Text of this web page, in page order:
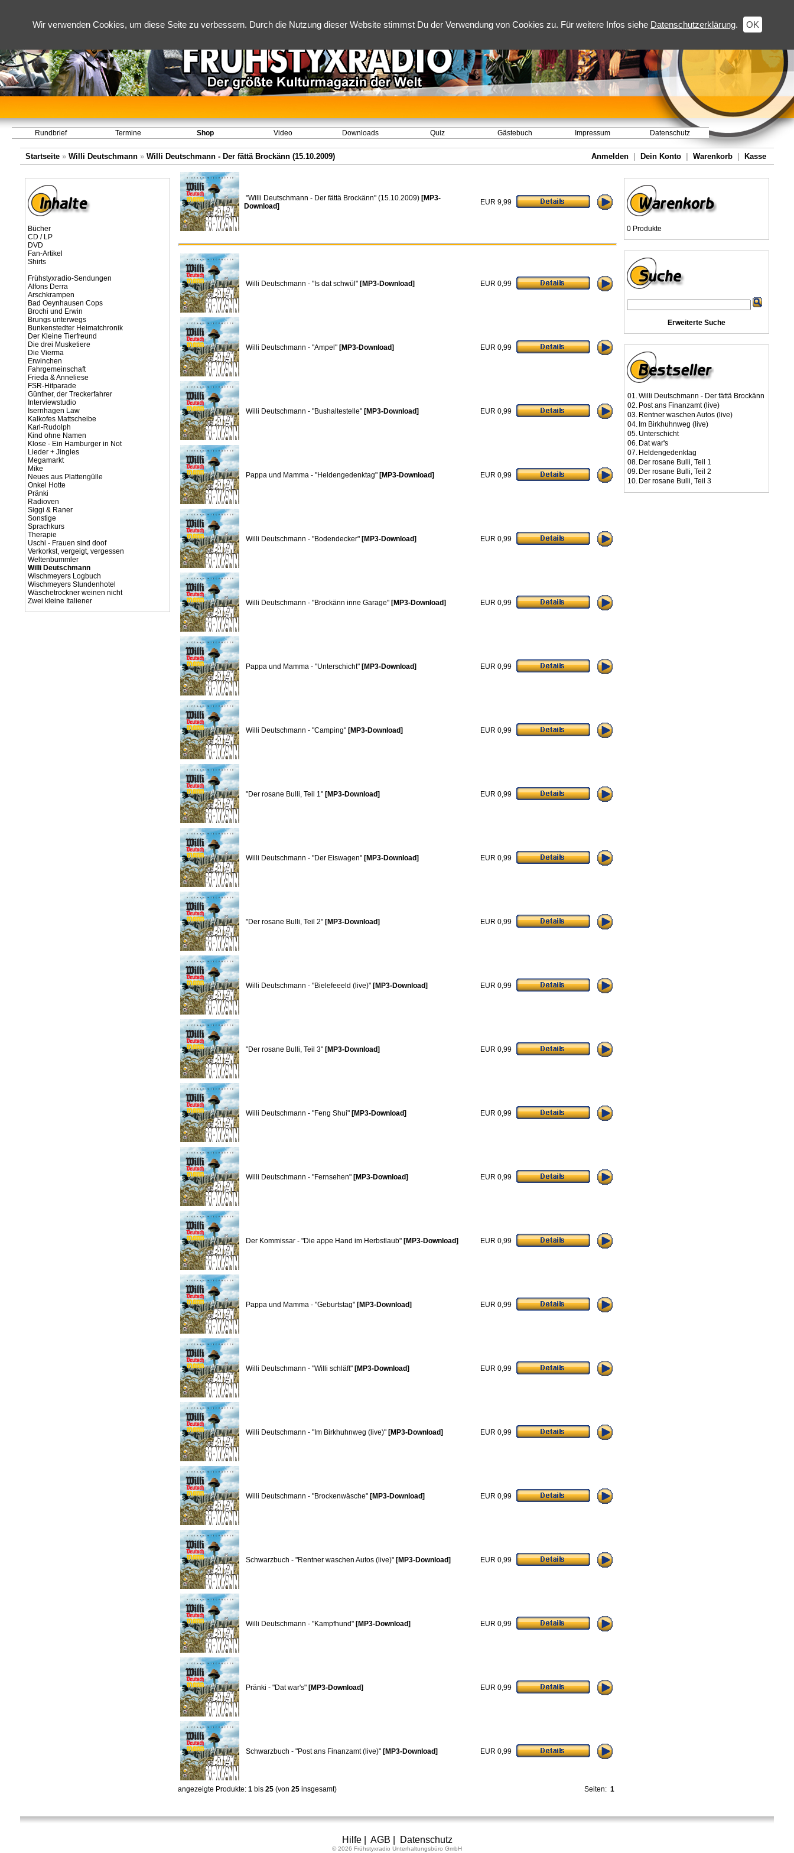
Wir verwenden Cookies, um diese Seite zu verbessern. Durch die Nutzung dieser Website stimmst Du der Verwendung von Cookies zu. Für weitere Infos siehe Datenschutzerklärung. OK
Rundbrief Termine Shop Video Downloads Quiz Gästebuch Impressum Datenschutz
Startseite » Willi Deutschmann » Willi Deutschmann - Der fättä Brockänn (15.10.2009) Anmelden Dein Konto Warenkorb Kasse
Bücher
CD / LP
DVD
Fan-Artikel
Shirts
Frühstyxradio-Sendungen
Alfons Derra
Arschkrampen
Bad Oeynhausen Cops
Brochi und Erwin
Brungs unterwegs
Bunkenstedter Heimatchronik
Der Kleine Tierfreund
Die drei Musketiere
Die Vierma
Erwinchen
Fahrgemeinschaft
Frieda & Anneliese
FSR-Hitparade
Günther, der Treckerfahrer
Interviewstudio
Isernhagen Law
Kalkofes Mattscheibe
Karl-Rudolph
Kind ohne Namen
Klose - Ein Hamburger in Not
Lieder + Jingles
Megamarkt
Mike
Neues aus Plattengülle
Onkel Hotte
Pränki
Radioven
Siggi & Raner
Sonstige
Sprachkurs
Therapie
Uschi - Frauen sind doof
Verkorkst, vergeigt, vergessen
Weltenbummler
Willi Deutschmann
Wischmeyers Logbuch
Wischmeyers Stundenhotel
Wäschetrockner weinen nicht
Zwei kleine Italiener
"Willi Deutschmann - Der fättä Brockänn" (15.10.2009) [MP3-
Download]
EUR 9,99
Willi Deutschmann - "Is dat schwül" [MP3-Download] EUR 0,99
Willi Deutschmann - "Ampel" [MP3-Download] EUR 0,99
Willi Deutschmann - "Bushaltestelle" [MP3-Download] EUR 0,99
Pappa und Mamma - "Heldengedenktag" [MP3-Download] EUR 0,99
Willi Deutschmann - "Bodendecker" [MP3-Download] EUR 0,99
Willi Deutschmann - "Brockänn inne Garage" [MP3-Download] EUR 0,99
Pappa und Mamma - "Unterschicht" [MP3-Download] EUR 0,99
Willi Deutschmann - "Camping" [MP3-Download] EUR 0,99
"Der rosane Bulli, Teil 1" [MP3-Download] EUR 0,99
Willi Deutschmann - "Der Eiswagen" [MP3-Download] EUR 0,99
"Der rosane Bulli, Teil 2" [MP3-Download] EUR 0,99
Willi Deutschmann - "Bielefeeeld (live)" [MP3-Download] EUR 0,99
"Der rosane Bulli, Teil 3" [MP3-Download] EUR 0,99
Willi Deutschmann - "Feng Shui" [MP3-Download] EUR 0,99
Willi Deutschmann - "Fernsehen" [MP3-Download] EUR 0,99
Der Kommissar - "Die appe Hand im Herbstlaub" [MP3-Download] EUR 0,99
Pappa und Mamma - "Geburtstag" [MP3-Download] EUR 0,99
Willi Deutschmann - "Willi schläft" [MP3-Download] EUR 0,99
Willi Deutschmann - "Im Birkhuhnweg (live)" [MP3-Download] EUR 0,99
Willi Deutschmann - "Brockenwäsche" [MP3-Download] EUR 0,99
Schwarzbuch - "Rentner waschen Autos (live)" [MP3-Download] EUR 0,99
Willi Deutschmann - "Kampfhund" [MP3-Download] EUR 0,99
Pränki - "Dat war's" [MP3-Download] EUR 0,99
Schwarzbuch - "Post ans Finanzamt (live)" [MP3-Download] EUR 0,99
angezeigte Produkte: 1 bis 25 (von 25 insgesamt) Seiten: 1
0 Produkte
Erweiterte Suche
01.Willi Deutschmann - Der fättä Brockänn
02. Post ans Finanzamt (live)
03. Rentner waschen Autos (live)
04. Im Birkhuhnweg (live)
05. Unterschicht
06. Dat war's
07. Heldengedenktag
08. Der rosane Bulli, Teil 1
09. Der rosane Bulli, Teil 2
10. Der rosane Bulli, Teil 3
Hilfe| AGB Datenschutz
© 2026 Frühstyxradio Unterhaltungsbüro GmbH